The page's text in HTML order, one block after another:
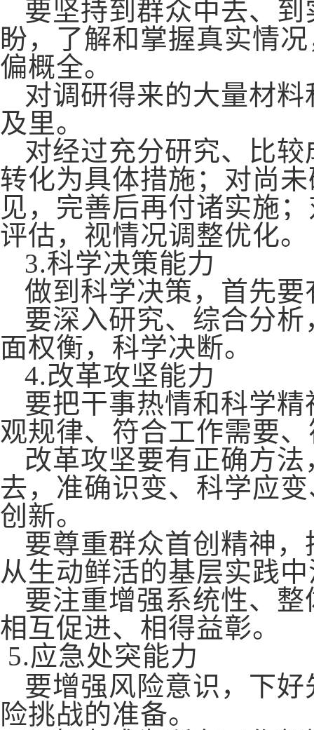
要坚持到群众中去、
盼，了解和掌握真实情
偏概全。
对调研得来的大量材
及里。
对经过充分研究、比
转化为具体措施；对尚
见，完善后再付诸实施
评估，视情况调整优化。
3.科学决策能力
做到科学决策，首先
要深入研究、综合分
面权衡，科学决断。
4.改革攻坚能力
要把干事热情和科学
观规律、符合工作需要
改革攻坚要有正确方
去，准确识变、科学应
创新。
要尊重群众首创精神
从生动鲜活的基层实践
要注重增强系统性、
相互促进、相得益彰。
5.应急处突能力
要增强风险意识，下
险挑战的准备。